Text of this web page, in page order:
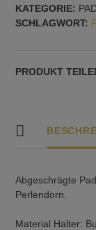
KATEGORIE:
SCHLAGWORT:
PRODUKT
Abgeschrägte
Perlendorn.
Material Halter: